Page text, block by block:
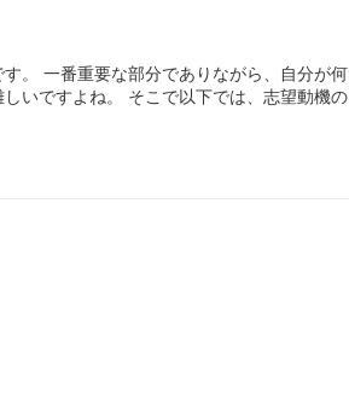
。 一番重要な部分でありながら、自分が何
いですよね。 そこで以下では、志望動機の